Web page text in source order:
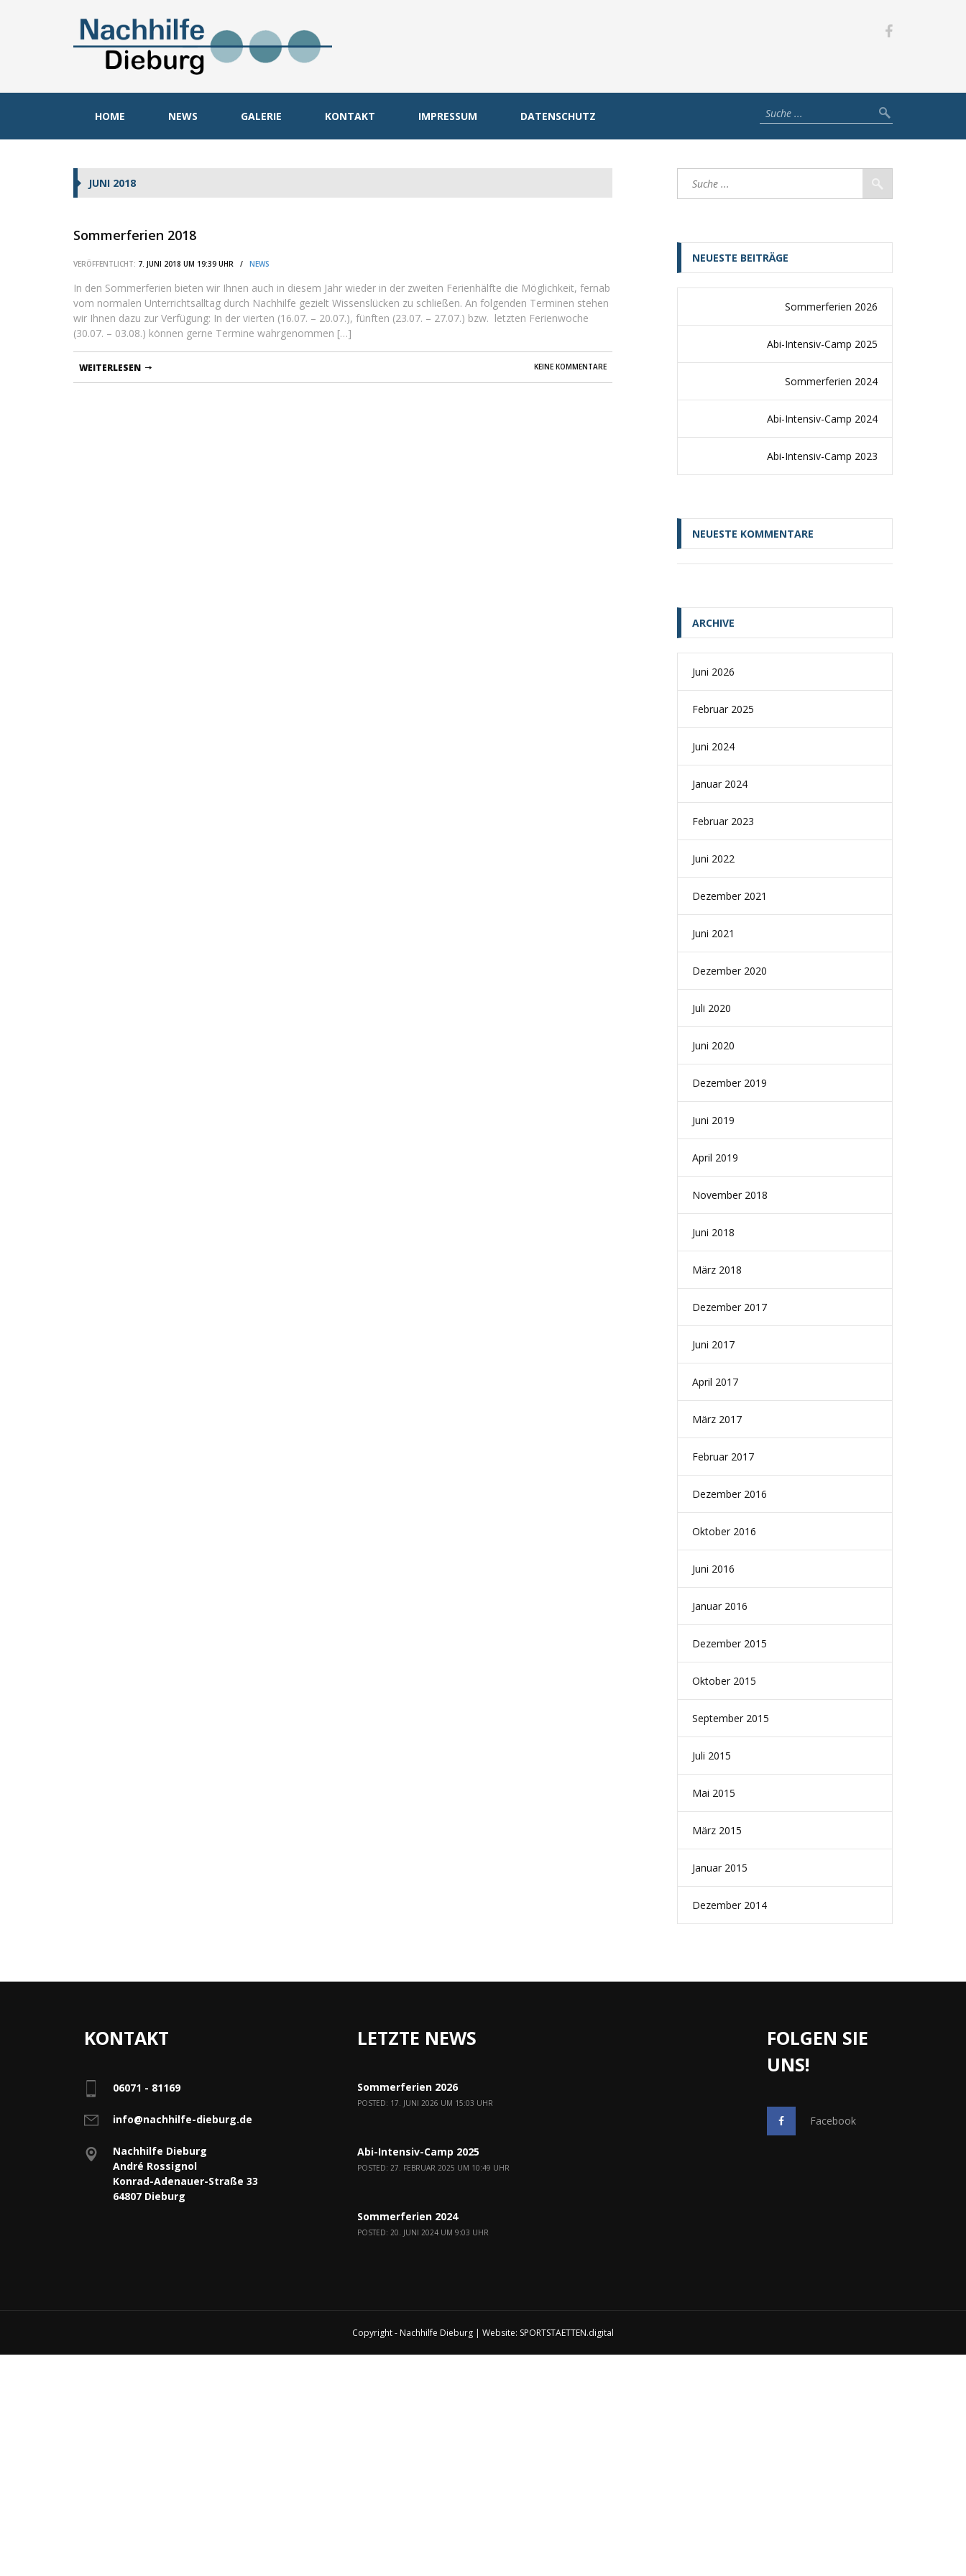
HOME NEWS GALERIE KONTAKT IMPRESSUM DATENSCHUTZ
JUNI 2018
Sommerferien 2018
VERÖFFENTLICHT: 7. JUNI 2018 UM 19:39 UHR / NEWS
In den Sommerferien bieten wir Ihnen auch in diesem Jahr wieder in der zweiten Ferienhälfte die Möglichkeit, fernab
vom normalen Unterrichtsalltag durch Nachhilfe gezielt Wissenslücken zu schließen. An folgenden Terminen stehen
wir Ihnen dazu zur Verfügung: In der vierten (16.07. – 20.07.), fünften (23.07. – 27.07.) bzw. letzten Ferienwoche
(30.07. – 03.08.) können gerne Termine wahrgenommen […]
KEINE KOMMENTARE
WEITERLESEN
NEUESTE BEITRÄGE
Sommerferien 2026
Abi-Intensiv-Camp 2025
Sommerferien 2024
Abi-Intensiv-Camp 2024
Abi-Intensiv-Camp 2023
NEUESTE KOMMENTARE
ARCHIVE
Juni 2026
Februar 2025
Juni 2024
Januar 2024
Februar 2023
Juni 2022
Dezember 2021
Juni 2021
Dezember 2020
Juli 2020
Juni 2020
Dezember 2019
Juni 2019
April 2019
November 2018
Juni 2018
März 2018
Dezember 2017
Juni 2017
April 2017
März 2017
Februar 2017
Dezember 2016
Oktober 2016
Juni 2016
Januar 2016
Dezember 2015
Oktober 2015
September 2015
Juli 2015
Mai 2015
März 2015
Januar 2015
Dezember 2014
KONTAKT
06071 - 81169
info@nachhilfe-dieburg.de
Nachhilfe Dieburg
André Rossignol
Konrad-Adenauer-Straße 33
64807 Dieburg
LETZTE NEWS
Sommerferien 2026
POSTED: 17. JUNI 2026 UM 15:03 UHR
Abi-Intensiv-Camp 2025
POSTED: 27. FEBRUAR 2025 UM 10:49 UHR
Sommerferien 2024
POSTED: 20. JUNI 2024 UM 9:03 UHR
FOLGEN SIE
UNS!
Facebook
Copyright - Nachhilfe Dieburg | Website: SPORTSTAETTEN.digital